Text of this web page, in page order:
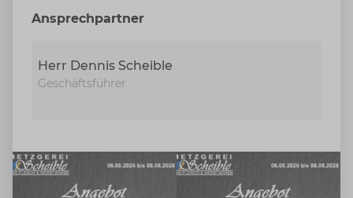
Ansprechpartner
Herr Dennis Scheible
Geschäftsführer